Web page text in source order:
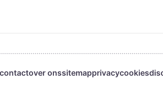
over onssitemapprivacycookies